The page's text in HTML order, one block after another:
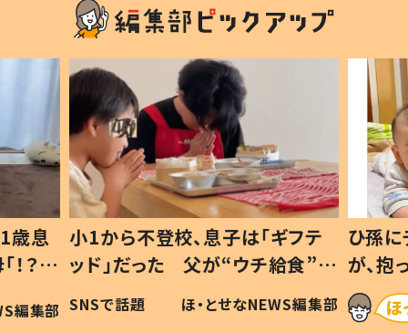
歳息
？」
編集部
小1から不登校、息子は「ギフテ
ッド」だった 父が“ウチ給食”を
作り続ける理由とは #令和の親
#令和の子
SNSで話題 ほ・とせなNEWS編集部
ひ孫
が、
「涙が
い」